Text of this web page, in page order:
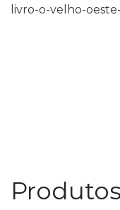
livro-o-velho-